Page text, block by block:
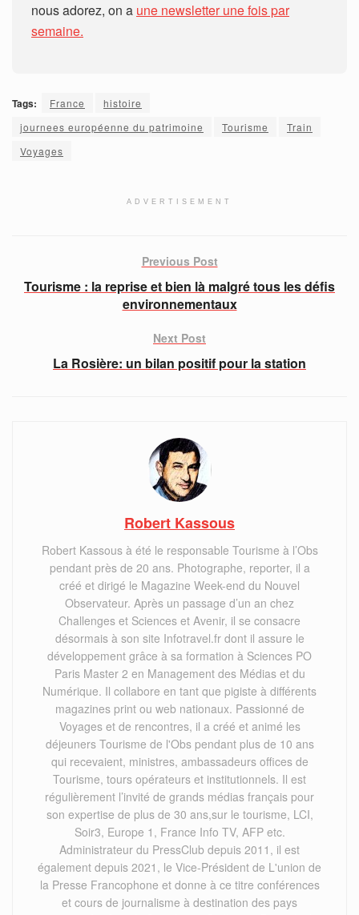
nous adorez, on a une newsletter une fois par
semaine.
Tags: France
histoire
journees européenne du patrimoine
Tourisme
Train
Voyages
ADVERTISEMENT
Previous Post
Tourisme : la reprise et bien là malgré tous les défis
environnementaux
Next Post
La Rosière: un bilan positif pour la station
Robert Kassous
Robert Kassous à été le responsable Tourisme à l’Obs
pendant près de 20 ans. Photographe, reporter, il a
créé et dirigé le Magazine Week-end du Nouvel
Observateur. Après un passage d’un an chez
Challenges et Sciences et Avenir, il se consacre
désormais à son site Infotravel.fr dont il assure le
développement grâce à sa formation à Sciences PO
Paris Master 2 en Management des Médias et du
Numérique. Il collabore en tant que pigiste à différents
magazines print ou web nationaux. Passionné de
Voyages et de rencontres, il a créé et animé les
déjeuners Tourisme de l'Obs pendant plus de 10 ans
qui recevaient, ministres, ambassadeurs offices de
Tourisme, tours opérateurs et institutionnels. Il est
régulièrement l’invité de grands médias français pour
son expertise de plus de 30 ans,sur le tourisme, LCI,
Soir3, Europe 1, France Info TV, AFP etc.
Administrateur du PressClub depuis 2011, il est
également depuis 2021, le Vice-Président de L'union de
la Presse Francophone et donne à ce titre conférences
et cours de journalisme à destination des pays